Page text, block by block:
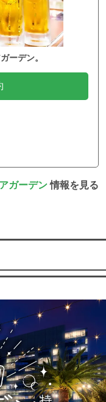
ーデン。
ガーデン情報を見る